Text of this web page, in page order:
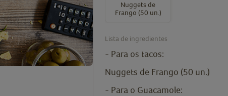
Nuggets de
Frango (50 un.)
Lista de ingredientes
- Para os tacos:
Nuggets de Frango (50 un.)
- Para o Guacamole: